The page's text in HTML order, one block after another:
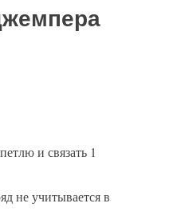
и связать 1
не учитывается в